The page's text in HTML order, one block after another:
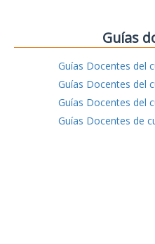
Guías
Guías Docentes del
Guías Docentes del
Guías Docentes del
Guías Docentes de